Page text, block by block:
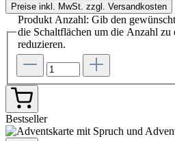
Preise inkl. MwSt. zzgl. Versandkosten
Produkt Anzahl: Gib den
die Schaltflächen um die Anzahl zu
reduzieren.
Bestseller